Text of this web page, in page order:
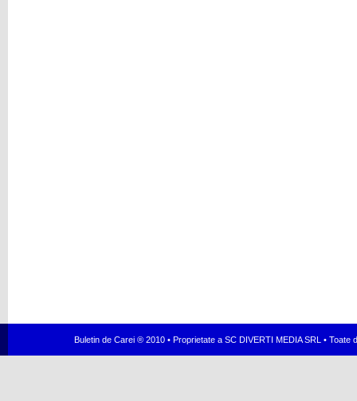
Buletin de Carei ® 2010 • Proprietate a SC DIVERTI MEDIA SRL •